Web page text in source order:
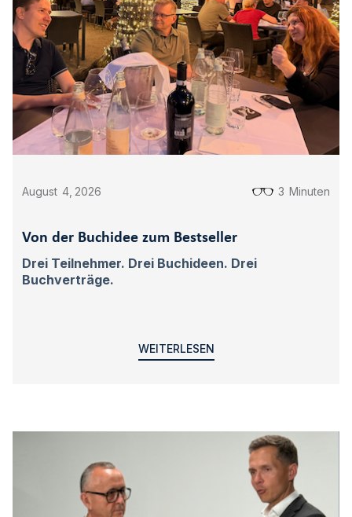
August 4 2026 3 Minuten
Von der Buchidee zum Bestseller
Drei Teilnehmer. Drei Buchideen. Drei
Buchverträge.
WEITERLESEN